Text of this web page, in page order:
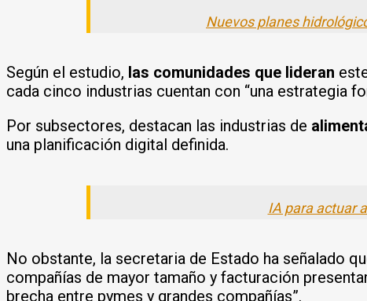
Nuevos planes
Según el estudio, las comunidades que lideran
cada cinco industrias cuentan con “una estrategia
Por subsectores, destacan las industrias de
una planificación digital definida.
IA para actuar
No obstante, la secretaria de Estado ha señalado
compañías de mayor tamaño y facturación
brecha entre pymes y grandes compañías”.